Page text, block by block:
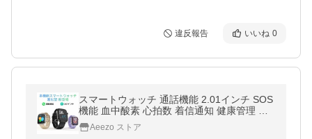
違反報告 いいね 0
スマートウォッチ 通話機能 2.01インチ SOS
機能 血中酸素 心拍数 着信通知 健康管理 睡
眠検測 歩数計 音楽再生 カメラ制御 IP68防
水 腕上げ点灯 iPhoneAndroid
Aeezo ストア